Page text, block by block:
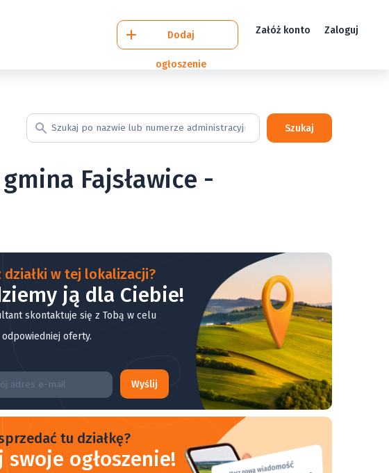
Dodaj
ogłoszenie
Załóż konto Zaloguj
Szukaj
Fajsławice -
działki w tej lokalizacji?
ją dla Ciebie!
skontaktuje się z Tobą w celu
oferty.
Wyślij
tu działkę?
swoje ogłoszenie!